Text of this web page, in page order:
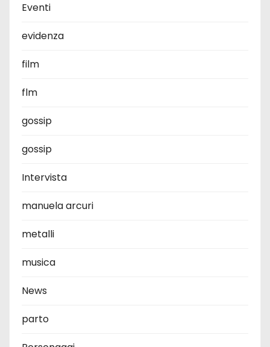
Eventi
evidenza
film
flm
gossip
gossip
Intervista
manuela arcuri
metalli
musica
News
parto